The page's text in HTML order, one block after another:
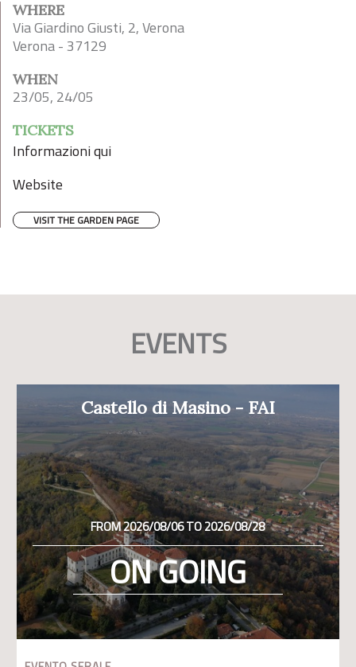
WHERE
Via Giardino Giusti, 2, Verona
Verona - 37129
WHEN
23/05, 24/05
TICKETS
Informazioni qui
Website
VISIT THE GARDEN PAGE
EVENTS
Castello di Masino - FAI
FROM 2026/08/06 TO 2026/08/28
ON GOING